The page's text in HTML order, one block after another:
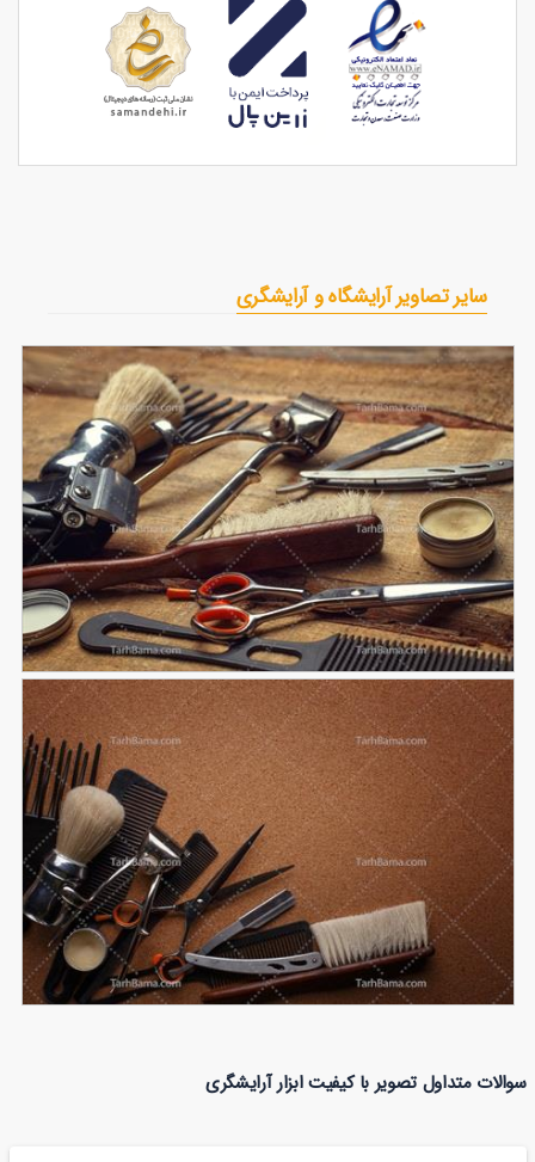
سایر تصاویر آرایشگاه و آرایشگری
تصویر با کیفیت ابزار آرایشگری مردانه
150
102
سوالات متداول تصویر با کیفیت ابزار آرایشگری